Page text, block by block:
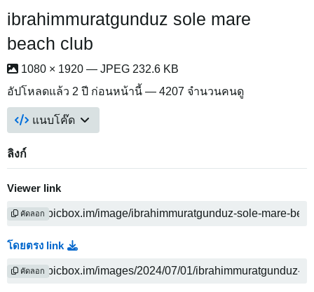
ibrahimmuratgunduz sole mare
beach club
1080 × 1920 — JPEG 232.6 KB
อัปโหลดแล้ว 2 ปี ก่อนหน้านี้ — 4207 จำนวนคนดู
แนบโค๊ด
ลิงก์
Viewer link
คัดลอก
โดยตรง link
คัดลอก